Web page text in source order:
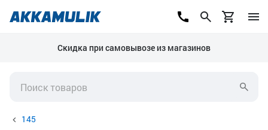
Скидка при самовывозе из магазинов
145